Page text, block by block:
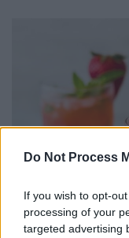
Do Not Process
If you wish to opt-
processing of your
targeted advertising